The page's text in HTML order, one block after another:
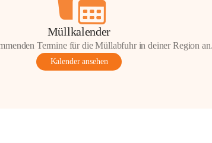
Müllkalender
Termine für die Müllabfuhr in deiner Region an.
Kalender ansehen